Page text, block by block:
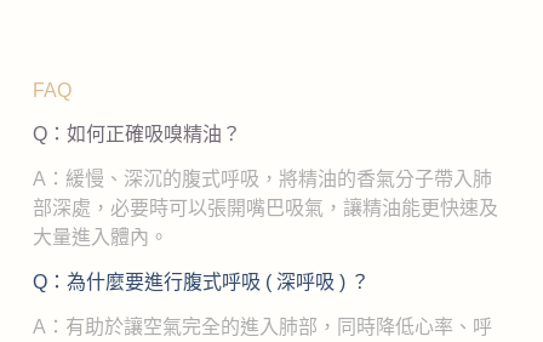
FAQ
Q：如何正確吸嗅精油？
A：緩慢、深沉的腹式呼吸，將精油的香氣分子帶入肺
部深處，必要時可以張開嘴巴吸氣，讓精油能更快速及
大量進入體內。
Q：為什麼要進行腹式呼吸 ( 深呼吸 ) ？
A：有助於讓空氣完全的進入肺部，同時降低心率、呼